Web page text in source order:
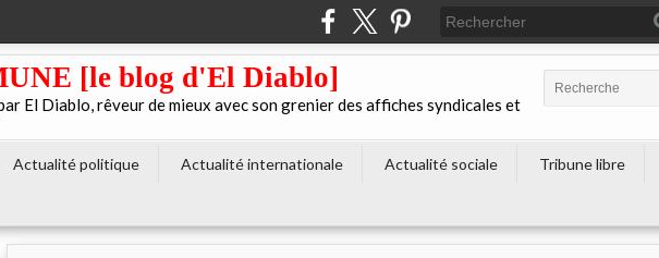
[le blog d'El Diablo]
El Diablo, rêveur de mieux avec son grenier des affiches syndicales et
Actualité politique Actualité internationale Actualité sociale Tribune libre